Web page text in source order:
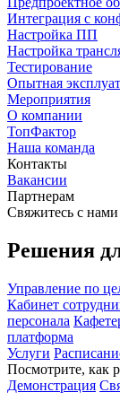
Интеграция с
Настройка ПП
Настройка
Тестирование
Опытная
Мероприятия
О компании
ТопФактор
Наша команда
Контакты
Вакансии
Партнерам
Свяжитесь с нами
Решения
Управление по
Кабинет
персонала
платформа
Услуги
Посмотрите, как
Демонстрация